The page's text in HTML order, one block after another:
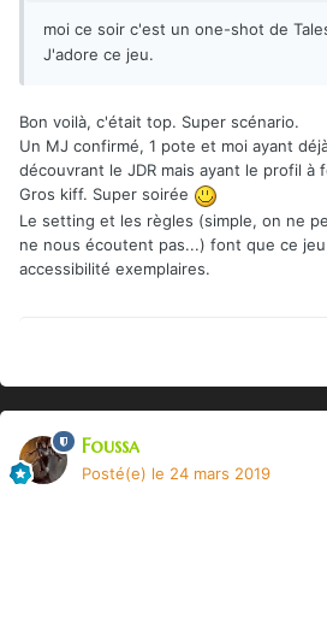
moi ce soir c'est un one-shot de
J'adore ce jeu.
Bon voilà, c'était top. Super scénario.
Un MJ confirmé, 1 pote et moi ayant
découvrant le JDR mais ayant le profil à
Gros kiff. Super soirée
Le setting et les règles (simple, on ne
ne nous écoutent pas...) font que ce
accessibilité exemplaires.
Foussa
Posté(e) le 24 mars 2019